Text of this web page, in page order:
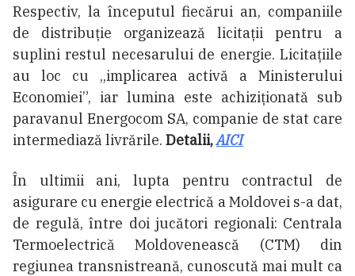
Respectiv, la începutul fiecărui an, companiile
de distribuție organizează licitații pentru a
suplini restul necesarului de energie. Licitațiile
au loc cu „implicarea activă a Ministerului
Economiei”, iar lumina este achiziționată sub
paravanul Energocom SA, companie de stat care
intermediază livrările. Detalii,AICI
În ultimii ani, lupta pentru contractul de
asigurare cu energie electrică a Moldovei s-a dat,
de regulă, între doi jucători regionali: Centrala
Termoelectrică Moldovenească (CTM) din
regiunea transnistreană, cunoscută mai mult ca